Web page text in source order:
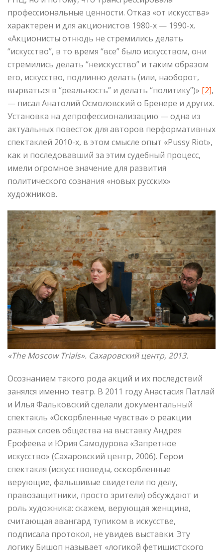
профессиональные ценности. Отказ «от искусства»
характерен и для акционистов 1980-х — 1990-х.
«Акционисты отнюдь не стремились делать
“искусство”, в то время “все” было искусством, они
стремились делать “неискусство” и таким образом
его, искусство, подлинно делать (или, наоборот,
вырваться в “реальность” и делать “политику”)» [2],
— писал Анатолий Осмоловский о Бренере и других.
Установка на депрофессионализацию — одна из
актуальных повесток для авторов перформативных
спектаклей 2010-х, в этом смысле опыт «Pussy Riot»,
как и последовавший за этим судебный процесс,
имели огромное значение для развития
политического сознания «новых русских»
художников.
«The Moscow Trials». Сахаровский центр, 2013.
Осознанием такого рода акций и их последствий
занялся именно театр. В 2011 году Анастасия Патлай
и Илья Фальковский сделали документальный
спектакль «Оскорбленные чувства» о реакции
разных слоев общества на выставку Андрея
Ерофеева и Юрия Самодурова «Запретное
искусство» (Сахаровский центр, 2006). Герои
спектакля (искусствоведы, оскорбленные
верующие, фальшивые свидетели по делу,
правозащитники, просто зрители) обсуждают и
роль художника: скажем, верующая женщина,
считающая авангард тупиком в искусстве,
подписала протокол, не увидев выставки. Эту
логику Бишоп называет «логикой фетишистского